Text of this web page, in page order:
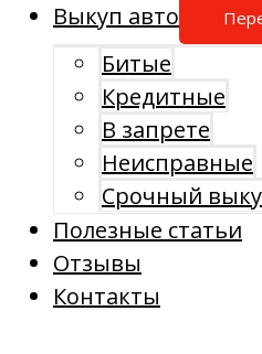
Выкуп авто
Битые
Кредитные
В запрете
Неисправные
Срочный
Полезные статьи
Отзывы
Контакты